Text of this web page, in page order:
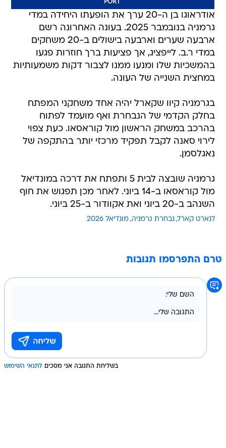
אודראוגו בן ה-20 ערך את הופעתו היחידה במדי
גרמניה בנובמבר 2025. בעונה האחרונה רשם
ארבעה שערים וארבעה בישולים ב-20 משחקים
במדי ר.ב. לייפציג, אך פציעות ברך חוזרות פגעו
בהמשכיות שלו ומנעו ממנו לצבור דקות משמעותיות
במחצית השנייה של העונה.
בגרמניה קיוו שקארל יהיה אחד משחקני המפתח
בחלק הקדמי של הנבחרת ואף מועמד לפתוח
בהרכב במשחק הראשון מול קוראסאו. כעת צפוי
לירוי סאנה לקבל תפקיד מרכזי יותר בהתקפה של
נאגלסמן.
גרמניה שובצה לבית 5 ותפתח את דרכה במונדיאל
מול קוראסאו ב-14 ביוני. לאחר מכן תפגוש את חוף
השנהב ב-20 ביוני ואת אקוודור ב-25 ביוני.
לנארט קארל נבחרת גרמניה מונדיאל 2026
טרם התפרסמו תגובות
בשליחת התגובה אני מסכים לתנאי השימוש